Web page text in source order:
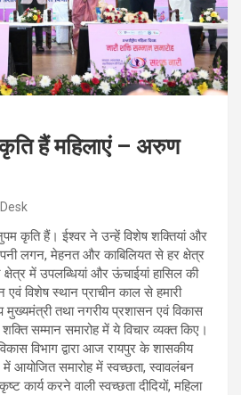
हैं महिलाएं – अरुण
कृति हैं। ईश्वर ने उन्हें विशेष शक्तियां और
लगन, मेहनत और काबिलियत से हर क्षेत्र
में उपलब्धियां और ऊंचाईयां हासिल की
एवं विशेष स्थान प्राचीन काल से हमारी
तथा नगरीय प्रशासन एवं विकास
सम्मान समारोह में ये विचार व्यक्त किए।
विभाग द्वारा आज रायपुर के शासकीय
आयोजित समारोह में स्वच्छता, स्वावलंबन
करने वाली स्वच्छता दीदियों, महिला